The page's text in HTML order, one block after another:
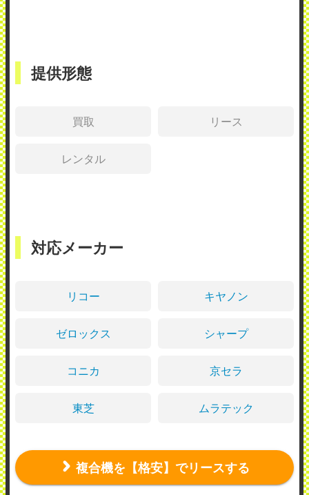
提供形態
買取 リース
レンタル
対応メーカー
リコー キヤノン
ゼロックス シャープ
コニカ 京セラ
東芝 ムラテック
複合機を【格安】でリースする